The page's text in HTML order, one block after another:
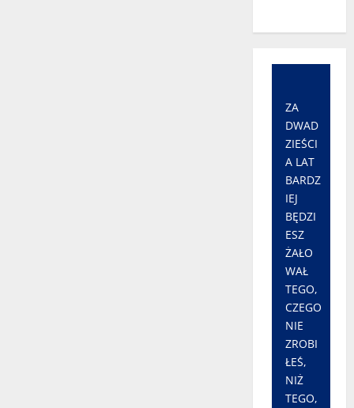
ZA
DWAD
ZIEŚCI
A LAT
BARDZ
IEJ
BĘDZI
ESZ
ŻAŁO
WAŁ
TEGO,
CZEGO
NIE
ZROBI
ŁEŚ,
NIŻ
TEGO,